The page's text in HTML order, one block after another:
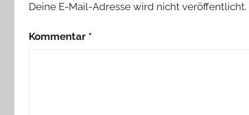
Deine E-Mail-Adresse wird nicht veröffentlicht.
Kommentar *